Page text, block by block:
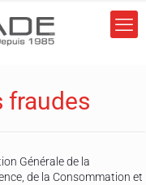
fraudes
Générale de la
de la Consommation et